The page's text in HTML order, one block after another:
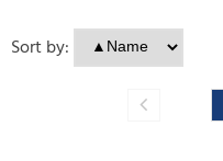
Sort by: